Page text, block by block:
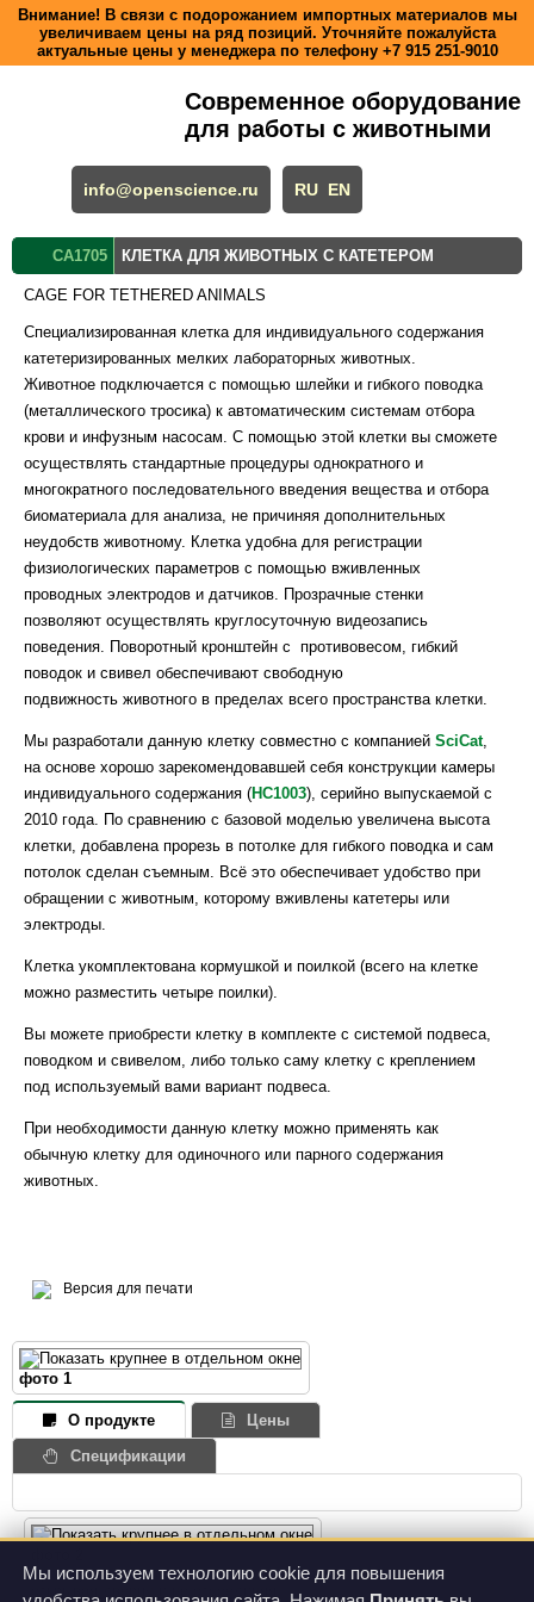
Мы используем технологию cookie для повышения
Внимание! В связи с подорожанием импортных материалов мы
увеличиваем цены на ряд позиций. Уточняйте пожалуйста
актуальные цены у менеджера по телефону +7 915 251-9010
Современное оборудование
для работы с животными
info@openscience.ru RU EN
CA1705 КЛЕТКА ДЛЯ ЖИВОТНЫХ С КАТЕТЕРОМ
CAGE FOR TETHERED ANIMALS
Специализированная клетка для индивидуального содержания
катетеризированных мелких лабораторных животных.
Животное подключается с помощью шлейки и гибкого поводка
(металлического тросика) к автоматическим системам отбора
крови и инфузным насосам. С помощью этой клетки вы сможете
осуществлять стандартные процедуры однократного и
многократного последовательного введения вещества и отбора
биоматериала для анализа, не причиняя дополнительных
неудобств животному. Клетка удобна для регистрации
физиологических параметров с помощью вживленных
проводных электродов и датчиков. Прозрачные стенки
позволяют осуществлять круглосуточную видеозапись
поведения. Поворотный кронштейн с противовесом, гибкий
поводок и свивел обеспечивают свободную
подвижность животного в пределах всего пространства клетки.
Мы разработали данную клетку совместно с компанией SciCat,
на основе хорошо зарекомендовавшей себя конструкции камеры
индивидуального содержания (HC1003), серийно выпускаемой с
2010 года. По сравнению с базовой моделью увеличена высота
клетки, добавлена прорезь в потолке для гибкого поводка и сам
потолок сделан съемным. Всё это обеспечивает удобство при
обращении с животным, которому вживлены катетеры или
электроды.
Клетка укомплектована кормушкой и поилкой (всего на клетке
можно разместить четыре поилки).
Вы можете приобрести клетку в комплекте с системой подвеса,
поводком и свивелом, либо только саму клетку с креплением
под используемый вами вариант подвеса.
При необходимости данную клетку можно применять как
обычную клетку для одиночного или парного содержания
животных.
Версия для печати
фото 1
О продукте
Цены
Спецификации
Крышку клетки можно снять, не
открывая дверцу и не отсоединяя